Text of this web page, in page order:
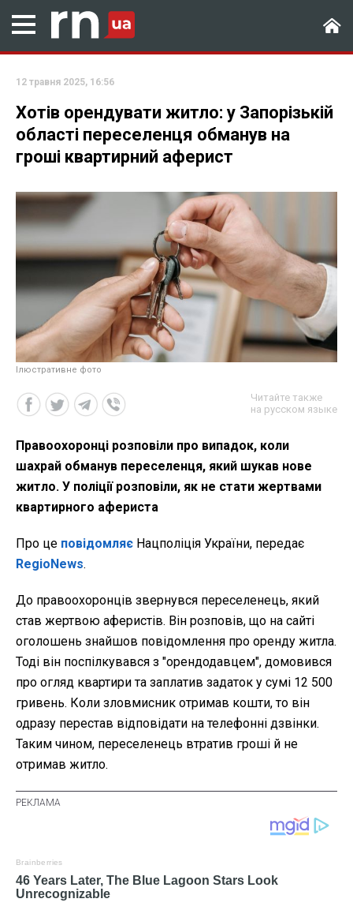
12 травня 2025, 16:56
Хотів орендувати житло: у Запорізькій
області переселенця обманув на
гроші квартирний аферист
Ілюстративне фото
Читайте также
на русском языке
Правоохоронці розповіли про випадок, коли
шахрай обманув переселенця, який шукав нове
житло. У поліції розповіли, як не стати жертвами
квартирного афериста
Про це повідомляє Нацполіція України, передає
RegioNews.
До правоохоронців звернувся переселенець, який
став жертвою аферистів. Він розповів, що на сайті
оголошень знайшов повідомлення про оренду житла.
Тоді він поспілкувався з "орендодавцем", домовився
про огляд квартири та заплатив задаток у сумі 12 500
гривень. Коли зловмисник отримав кошти, то він
одразу перестав відповідати на телефонні дзвінки.
Таким чином, переселенець втратив гроші й не
отримав житло.